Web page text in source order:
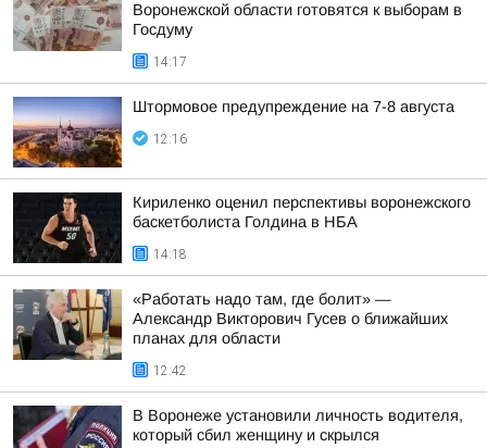
Воронежской области готовятся к выборам в
Госдуму
14:17
Штормовое предупреждение на 7-8 августа
12:16
Кириленко оценил перспективы воронежского
баскетболиста Голдина в НБА
14:18
«Работать надо там, где болит» —
Александр Викторович Гусев о ближайших
планах для области
12:42
В Воронеже установили личность водителя,
который сбил женщину и скрылся